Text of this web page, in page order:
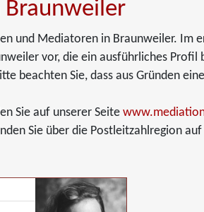
und Mediatoren in Braunweiler. Im
vor, die ein ausführliches Profil
beachten Sie, dass aus Gründen
Sie auf unserer Seite
Sie über die Postleitzahlregion